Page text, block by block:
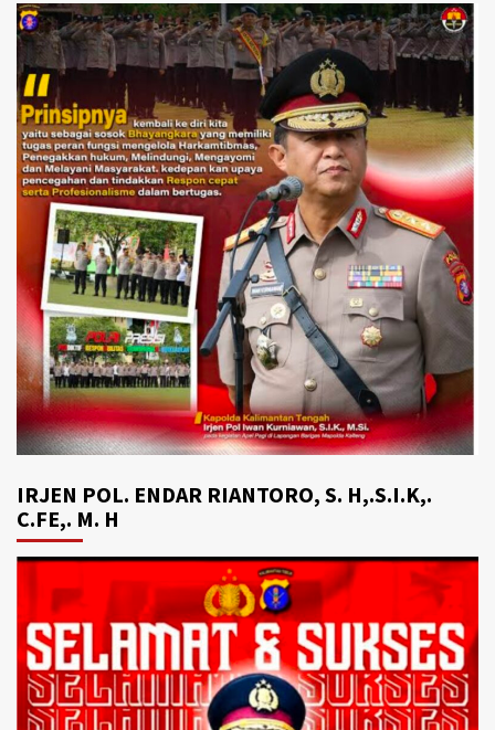
IRJEN POL. ENDAR RIANTORO, S. H,.S.I.K,.
C.FE,. M. H